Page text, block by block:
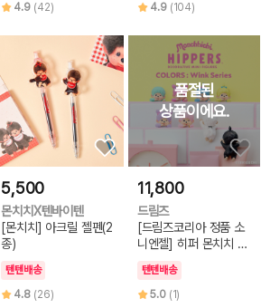
4.9 (42)
4.9 (104)
5,500
몬치치X텐바이텐
[몬치치] 아크릴 젤펜(2
종)
텐텐배송
4.8 (26)
11,800
드림즈
[드림즈코리아 정품 소
니엔젤] 히퍼 몬치치 컬
텐텐배송
5.0 (1)